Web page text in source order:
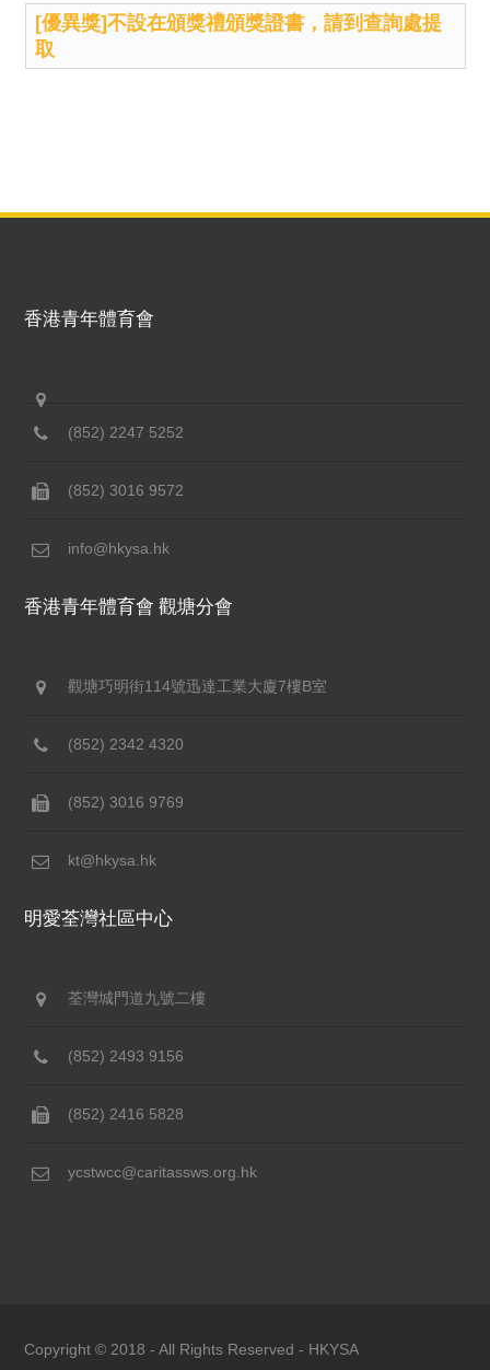
[優異獎]不設在頒獎禮頒獎證書，請到查詢處提
取
香港青年體育會
(852) 2247 5252
(852) 3016 9572
info@hkysa.hk
香港青年體育會 觀塘分會
觀塘巧明街114號迅達工業大廈7樓B室
(852) 2342 4320
(852) 3016 9769
kt@hkysa.hk
明愛荃灣社區中心
荃灣城門道九號二樓
(852) 2493 9156
(852) 2416 5828
ycstwcc@caritassws.org.hk
Copyright © 2018 - All Rights Reserved - HKYSA